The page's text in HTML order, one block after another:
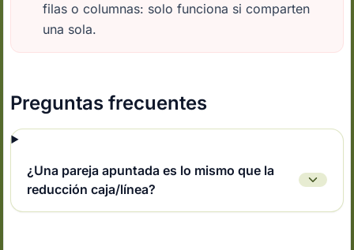
filas o columnas: solo funciona si comparten
una sola.
Preguntas frecuentes
¿Una pareja apuntada es lo mismo que la
reducción caja/línea?